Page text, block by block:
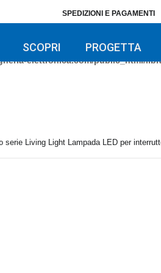
elettronica.com/public_html/
elettronica.com/public_html/
SPEDIZIONI E PAGAMENTI
SCOPRI PROGETTA
serie Living Light Lampada LED per